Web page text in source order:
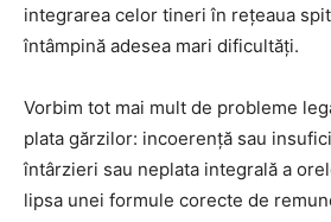
integrarea celor tineri în rețeaua
întâmpină adesea mari dificultăți.
Vorbim tot mai mult de probleme
plata gărzilor: incoerență sau
întârzieri sau neplata integrală a
lipsa unei formule corecte de